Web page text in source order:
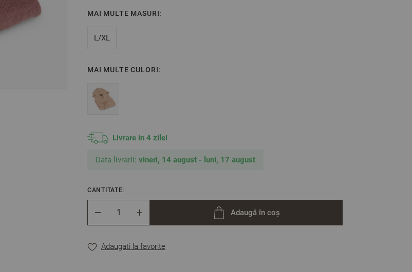
dumneavoastră.
Material:
Glugă: Da
Mărime: S/M
Culoare: Bordeaux
MAI MULTE MASURI:
L/XL
MAI MULTE CULORI:
Livrare in 4 zile!
Data livrarii: vineri, 14 august - luni, 17 august
CANTITATE:
Adaugă în coș
Adaugati la favorite